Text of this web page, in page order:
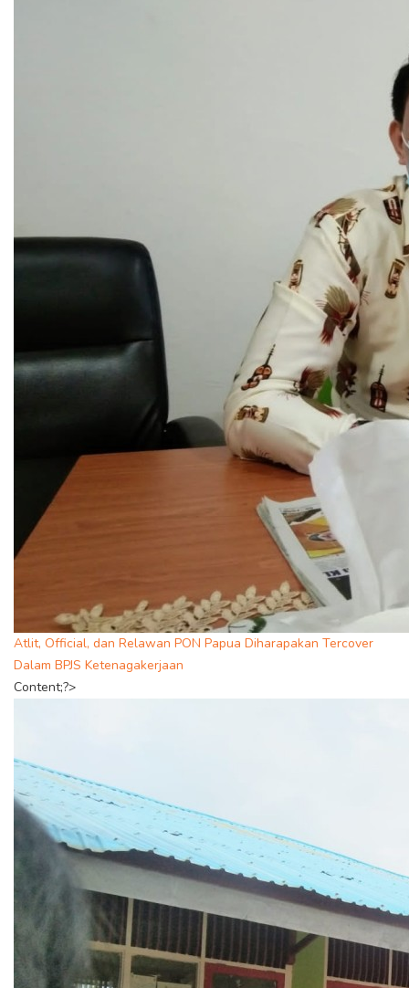
Atlit, Official, dan Relawan PON Papua Diharapakan Tercover
Dalam BPJS Ketenagakerjaan
Content;?>